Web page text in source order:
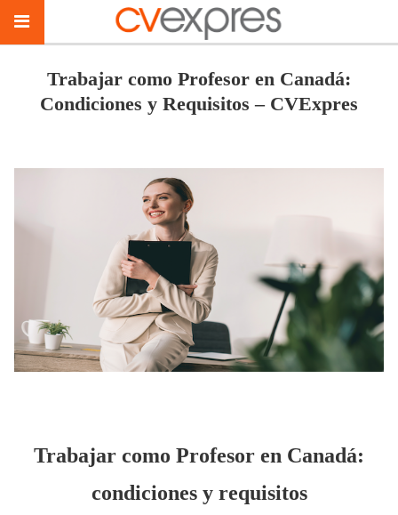
Trabajar como Profesor en Canadá:
Condiciones y Requisitos – CVExpres
Trabajar como Profesor en Canadá:
condiciones y requisitos